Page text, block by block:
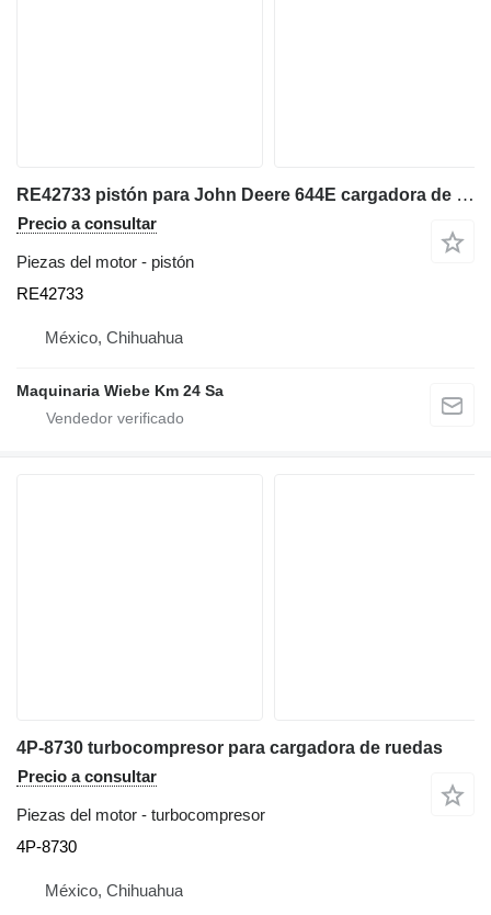
RE42733 pistón para John Deere 644E cargadora de ruedas
Precio a consultar
Piezas del motor - pistón
RE42733
México, Chihuahua
Maquinaria Wiebe Km 24 Sa
4P-8730 turbocompresor para cargadora de ruedas
Precio a consultar
Piezas del motor - turbocompresor
4P-8730
México, Chihuahua